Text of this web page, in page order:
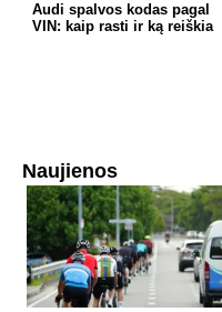
Audi spalvos kodas pagal
VIN: kaip rasti ir ką reiškia
Naujienos